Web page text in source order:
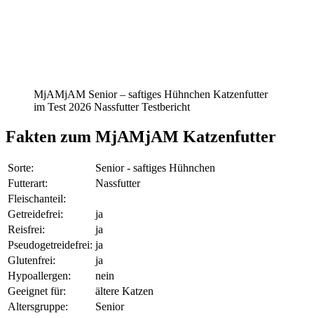
MjAMjAM Senior – saftiges Hühnchen Katzenfutter
im Test 2026 Nassfutter Testbericht
Fakten zum MjAMjAM Katzenfutter
Sorte:
Senior - saftiges Hühnchen
Futterart:
Nassfutter
Fleischanteil:
Getreidefrei:
ja
Reisfrei:
ja
Pseudogetreidefrei: ja
Glutenfrei:
ja
Hypoallergen:
nein
Geeignet für:
ältere Katzen
Altersgruppe:
Senior